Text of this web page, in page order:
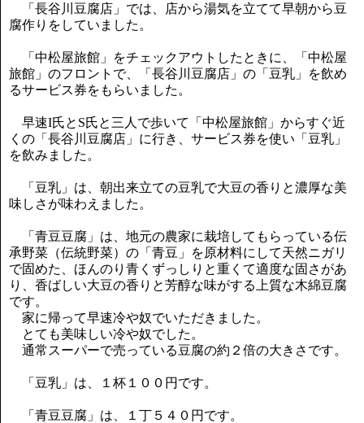
「長谷川豆腐店」では、店から湯気を立てて早朝から豆
腐作りをしていました。
「中松屋旅館」をチェックアウトしたときに、「中松屋
旅館」のフロントで、「長谷川豆腐店」の「豆乳」を飲め
るサービス券をもらいました。
早速I氏とS氏と三人で歩いて「中松屋旅館」からすぐ近
くの「長谷川豆腐店」に行き、サービス券を使い「豆乳」
を飲みました。
「豆乳」は、朝出来立ての豆乳で大豆の香りと濃厚な美
味しさが味わえました。
「青豆豆腐」は、地元の農家に栽培してもらっている伝
承野菜（伝統野菜）の「青豆」を原材料にして天然ニガリ
で固めた、ほんのり青くずっしりと重くて適度な固さがあ
り、香ばしい大豆の香りと芳醇な味がする上質な木綿豆腐
です。
家に帰って早速冷や奴でいただきました。
とても美味しい冷や奴でした。
通常スーパーで売っている豆腐の約２倍の大きさです。
「豆乳」は、１杯１００円です。
「青豆豆腐」は、１丁５４０円です。